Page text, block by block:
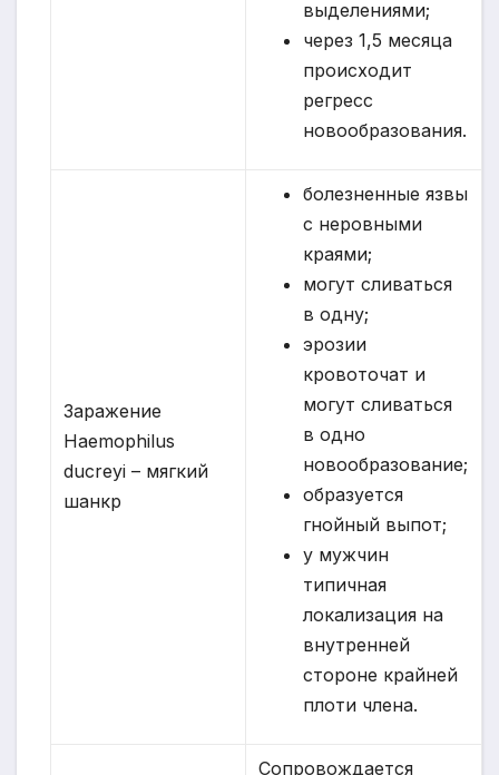
выделениями;
через 1,5 месяца
происходит
регресс
новообразования.
Заражение
Haemophilus
ducreyi – мягкий
шанкр
болезненные язвы
с неровными
краями;
могут сливаться
в одну;
эрозии
кровоточат и
могут сливаться
в одно
новообразование;
образуется
гнойный выпот;
у мужчин
типичная
локализация на
внутренней
стороне крайней
плоти члена.
Сопровождается